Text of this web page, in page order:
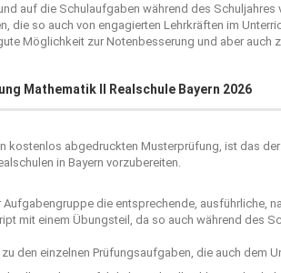
auf die Schulaufgaben während des
die so auch von engagierten Lehrkräften im
Möglichkeit zur Notenbesserung und aber auch
Mathematik II Realschule Bayern 2026
kostenlos abgedruckten Musterprüfung, ist das
in Bayern vorzubereiten.
Aufgabengruppe die entsprechende, ausführliche,
mit einem Übungsteil, da so auch während des
den einzelnen Prüfungsaufgaben, die auch dem